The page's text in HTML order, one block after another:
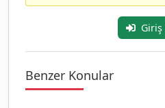
Giriş
Benzer Konular